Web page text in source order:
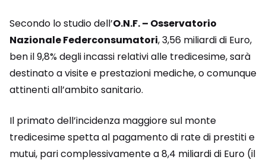
Secondo lo studio dell’O.N.F. – Osservatorio
Nazionale Federconsumatori, 3,56 miliardi di Euro,
ben il 9,8% degli incassi relativi alle tredicesime, sarà
destinato a visite e prestazioni mediche, o comunque
attinenti all’ambito sanitario.
Il primato dell’incidenza maggiore sul monte
tredicesime spetta al pagamento di rate di prestiti e
mutui, pari complessivamente a 8,4 miliardi di Euro (il